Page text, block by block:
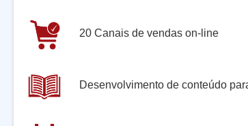
20 Canais de vendas on-line
Desenvolvimento de conteúdo